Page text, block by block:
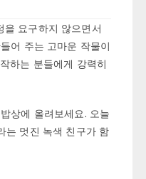
요구하지 않으면서
어 주는 고마운 작물이
하는 분들에게 강력히
상에 올려보세요. 오늘
는 멋진 녹색 친구가 함